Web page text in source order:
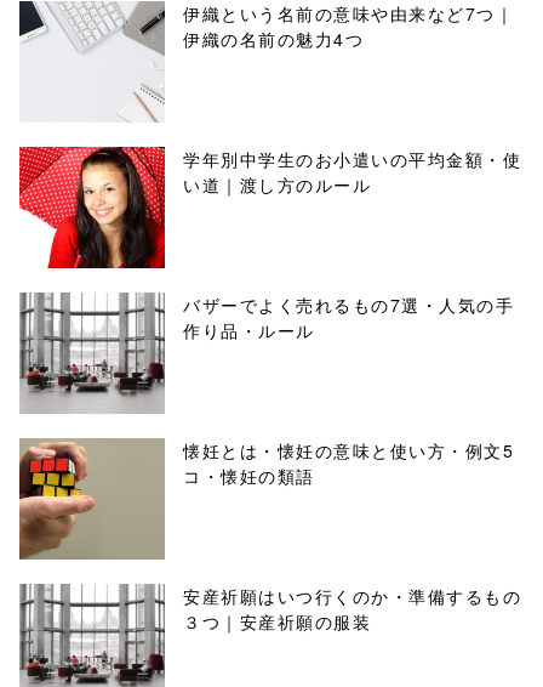
伊織という名前の意味や由来など7つ｜
伊織の名前の魅力4つ
学年別中学生のお小遣いの平均金額・使
い道｜渡し方のルール
バザーでよく売れるもの7選・人気の手
作り品・ルール
懐妊とは・懐妊の意味と使い方・例文5
コ・懐妊の類語
安産祈願はいつ行くのか・準備するもの
３つ｜安産祈願の服装